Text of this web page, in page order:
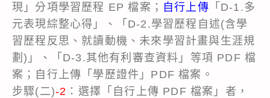
現」分項學習歷程 EP 檔案； 自行上傳 「D-1.多
元表現綜整心得」、「D-2.學習歷程自述(含學
習歷程反思、就讀動機、未來學習計畫與生涯規
劃)」、「D-3.其他有利審查資料」等項 PDF 檔
案；自行上傳「學歷證件」PDF 檔案。
步驟(二)-2 ：選擇「自行上傳 PDF 檔案」者，